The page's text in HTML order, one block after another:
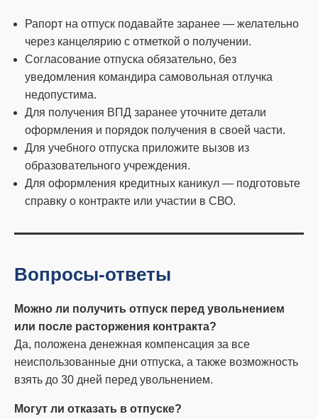
Рапорт на отпуск подавайте заранее — желательно
через канцелярию с отметкой о получении.
Согласование отпуска обязательно, без
уведомления командира самовольная отлучка
недопустима.
Для получения ВПД заранее уточните детали
оформления и порядок получения в своей части.
Для учебного отпуска приложите вызов из
образовательного учреждения.
Для оформления кредитных каникул — подготовьте
справку о контракте или участии в СВО.
Вопросы-ответы
Можно ли получить отпуск перед увольнением
или после расторжения контракта?
Да, положена денежная компенсация за все
неиспользованные дни отпуска, а также возможность
взять до 30 дней перед увольнением.
Могут ли отказать в отпуске?